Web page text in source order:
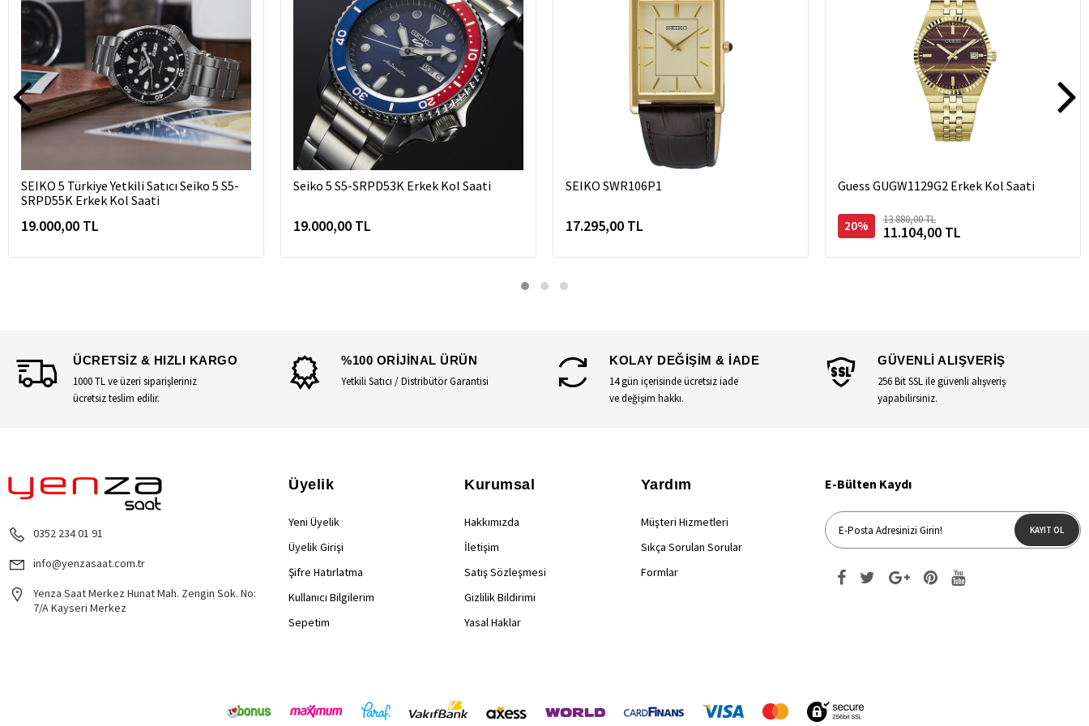
SEIKO 5 Türkiye Yetkili Satıcı Seiko 5 S5-
SRPD55K Erkek Kol Saati
19.000,00 TL
Seiko 5 S5-SRPD53K Erkek Kol Saati
19.000,00 TL
SEIKO SWR106P1
17.295,00 TL
Guess GUGW1129G2 Erkek Kol Saati
20% 13.880,00 TL
11.104,00 TL
ÜCRETSİZ & HIZLI KARGO
1000 TL ve üzeri siparişleriniz
ücretsiz teslim edilir.
%100 ORİJİNAL ÜRÜN
Yetkili Satıcı / Distribütör Garantisi
KOLAY DEĞİŞİM & İADE
14 gün içerisinde ücretsiz iade
ve değişim hakkı.
GÜVENLİ ALIŞVERİŞ
256 Bit SSL ile güvenli alışveriş
yapabilirsiniz.
0352 234 01 91
info@yenzasaat.com.tr
Yenza Saat Merkez Hunat Mah. Zengin Sok. No:
7/A Kayseri Merkez
Üyelik
Yeni Üyelik
Üyelik Girişi
Şifre Hatırlatma
Kullanıcı Bilgilerim
Sepetim
Kurumsal
Hakkımızda
İletişim
Satış Sözleşmesi
Gizlilik Bildirimi
Yasal Haklar
Yardım
Müşteri Hizmetleri
Sıkça Sorulan Sorular
Formlar
E-Bülten Kaydı
KAYIT OL